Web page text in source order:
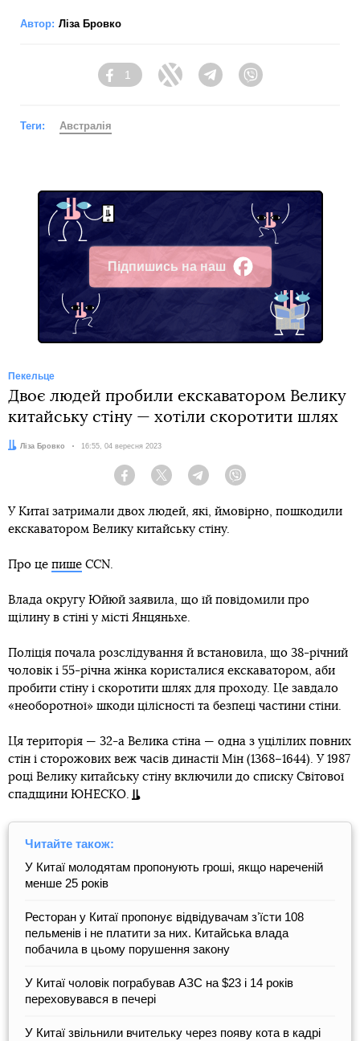
Автор: Ліза Бровко
Facebook
1
Twitter Telegram
Теги: Австралія
Підпишись на наш
Facebook
Пекельце
Двоє людей пробили екскаватором Велику
китайську стіну — хотіли скоротити шлях
Автор:
Ліза Бровко Дата:
16:55, 04 вересня 2023
Facebook Twitter Telegram
У Китаї затримали двох людей, які, ймовірно, пошкодили
екскаватором Велику китайську стіну.
Про це пише CCN.
Влада округу Юйюй заявила, що їй повідомили про
щілину в стіні у місті Янцяньхе.
Поліція почала розслідування й встановила, що 38-річний
чоловік і 55-річна жінка користалися екскаватором, аби
пробити стіну і скоротити шлях для проходу. Це завдало
«необоротної» шкоди цілісності та безпеці частини стіни.
Ця територія — 32-а Велика стіна — одна з уцілілих повних
стін і сторожових веж часів династії Мін (1368–1644). У 1987
році Велику китайську стіну включили до списку Світової
спадщини ЮНЕСКО.
Читайте також:
У Китаї молодятам пропонують гроші, якщо нареченій
менше 25 років
Ресторан у Китаї пропонує відвідувачам зʼїсти 108
пельменів і не платити за них. Китайська влада
побачила в цьому порушення закону
У Китаї чоловік пограбував АЗС на $23 і 14 років
переховувався в печері
У Китаї звільнили вчительку через появу кота в кадрі